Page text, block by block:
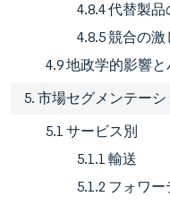
4.8.4 代替製
4.8.5 競合の激
4.9 地政学的影響
5. 市場セグメンテーシ
5.1 サービス別
5.1.1 輸送
5.1.2 フォワ